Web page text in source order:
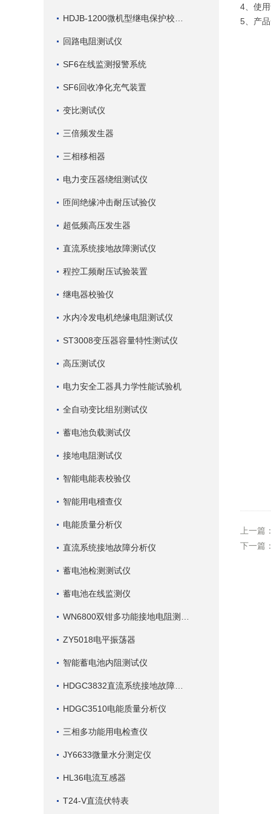
回路电阻测试仪
SF6在线监测报警系统
SF6回收净化充气装置
变比测试仪
三倍频发生器
三相移相器
电力变压器绕组测试仪
匝间绝缘冲击耐压试验仪
超低频高压发生器
直流系统接地故障测试仪
程控工频耐压试验装置
继电器校验仪
水内冷发电机绝缘电阻测试仪
ST3008变压器容量特性测试仪
高压测试仪
电力安全工器具力学性能试验机
全自动变比组别测试仪
蓄电池负载测试仪
接地电阻测试仪
智能电能表校验仪
智能用电稽查仪
电能质量分析仪
直流系统接地故障分析仪
蓄电池检测测试仪
蓄电池在线监测仪
ZY5018电平振荡器
智能蓄电池内阻测试仪
HDGC3510电能质量分析仪
三相多功能用电检查仪
JY6633微量水分测定仪
HL36电流互感器
T24-V直流伏特表
4、使
5、产
上一篇
下一篇